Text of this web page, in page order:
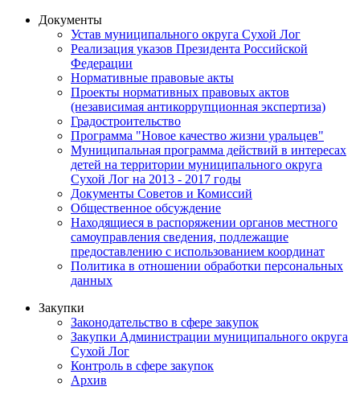
Документы
Устав муниципального округа Сухой Лог
Реализация указов Президента Российской
Федерации
Нормативные правовые акты
Проекты нормативных правовых актов
(независимая антикоррупционная экспертиза)
Градостроительство
Программа "Новое качество жизни уральцев"
Муниципальная программа действий в интересах
детей на территории муниципального округа
Сухой Лог на 2013 - 2017 годы
Документы Советов и Комиссий
Общественное обсуждение
Находящиеся в распоряжении органов местного
самоуправления сведения, подлежащие
предоставлению с использованием координат
Политика в отношении обработки персональных
данных
Закупки
Законодательство в сфере закупок
Закупки Администрации муниципального округа
Сухой Лог
Контроль в сфере закупок
Архив